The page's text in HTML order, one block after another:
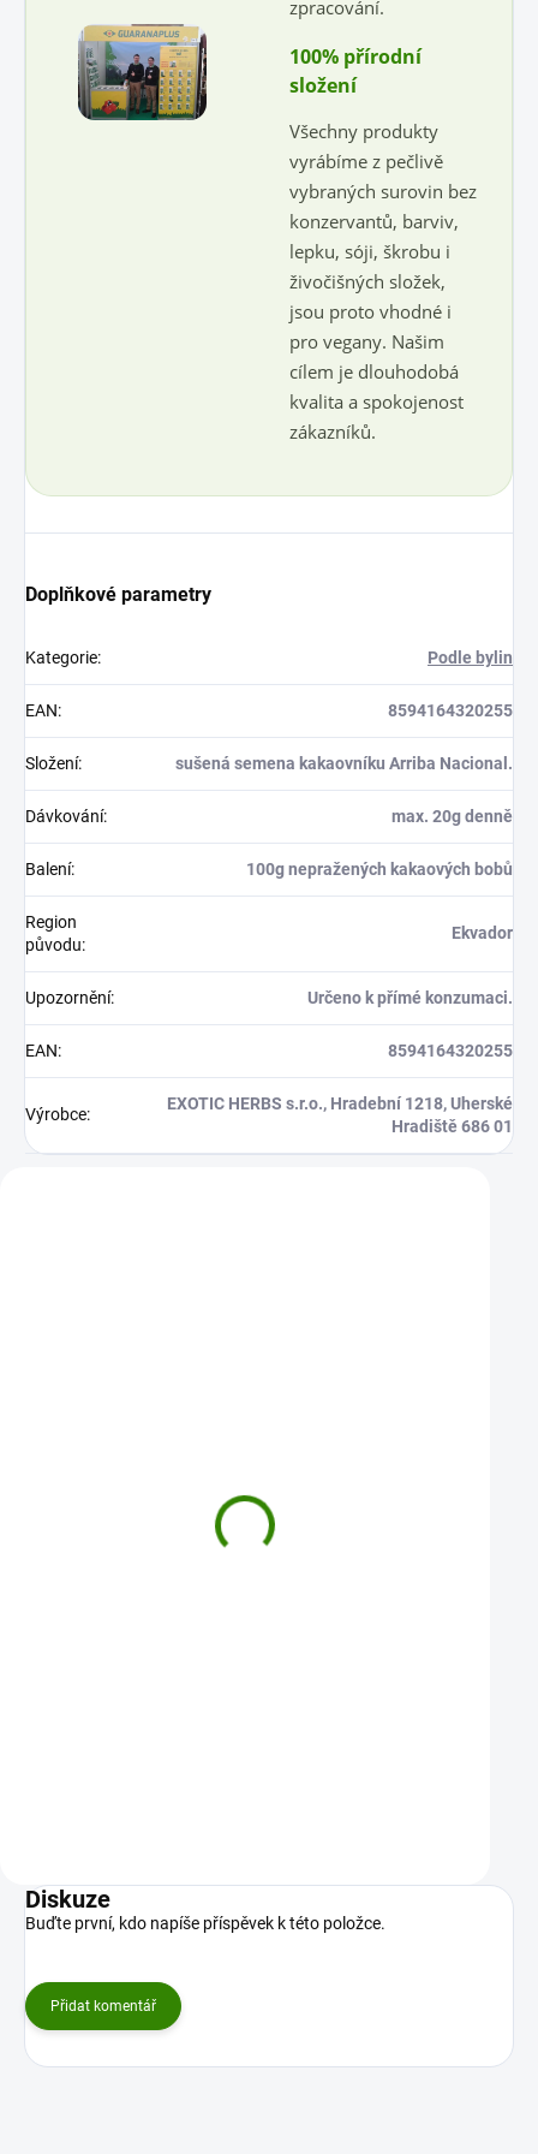
zpracování.
100% přírodní
složení
Všechny produkty
vyrábíme z pečlivě
vybraných surovin bez
konzervantů, barviv,
lepku, sóji, škrobu i
živočišných složek,
jsou proto vhodné i
pro vegany. Našim
cílem je dlouhodobá
kvalita a spokojenost
zákazníků.
Doplňkové parametry
Kategorie: Podle bylin
EAN: 8594164320255
Složení: sušená semena kakaovníku Arriba Nacional.
Dávkování: max. 20g denně
Balení: 100g nepražených kakaových bobů
Region
původu:
Ekvador
Upozornění: Určeno k přímé konzumaci.
EAN: 8594164320255
Výrobce:
EXOTIC HERBS s.r.o., Hradební 1218, Uherské
Hradiště 686 01
Diskuze
Buďte první, kdo napíše příspěvek k této položce.
Přidat komentář